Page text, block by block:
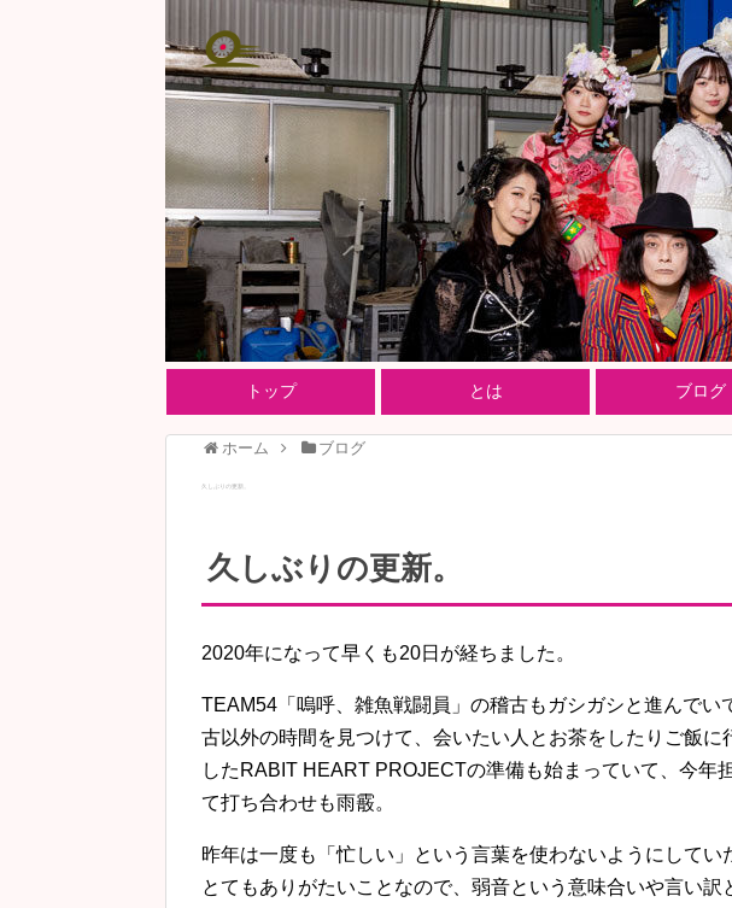
トップ とは ブログ
ホーム ブログ
久しぶりの更新。
久しぶりの更新。
2020年になって早くも20日が経ちました。
TEAM54「嗚呼、雑魚戦闘員」の稽古もガシガシと進んでい
古以外の時間を見つけて、会いたい人とお茶をしたりご飯
したRABIT HEART PROJECTの準備も始まっていて、今年
て打ち合わせも雨霰。
昨年は一度も「忙しい」という言葉を使わないようにしてい
とてもありがたいことなので、弱音という意味合いや言い訳